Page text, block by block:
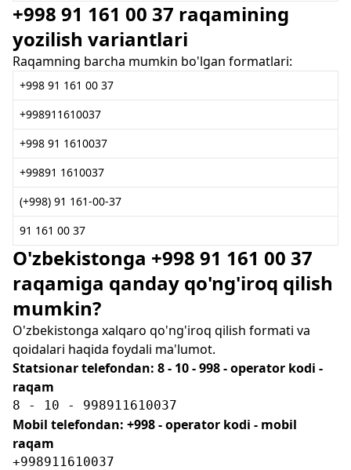
+998 91 161 00 37 raqamining
yozilish variantlari
Raqamning barcha mumkin bo'lgan formatlari:
+998 91 161 00 37
+998911610037
+998 91 1610037
+99891 1610037
(+998) 91 161-00-37
91 161 00 37
O'zbekistonga +998 91 161 00 37
raqamiga qanday qo'ng'iroq qilish
mumkin?
O'zbekistonga xalqaro qo'ng'iroq qilish formati va
qoidalari haqida foydali ma'lumot.
Statsionar telefondan: 8 - 10 - 998 - operator kodi -
raqam
8 - 10 - 998911610037
Mobil telefondan: +998 - operator kodi - mobil
raqam
+998911610037